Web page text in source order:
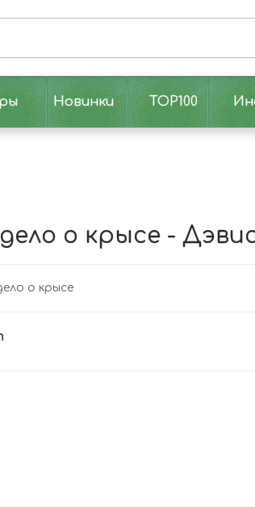
Новинки TOP100
о крысе -
о крысе